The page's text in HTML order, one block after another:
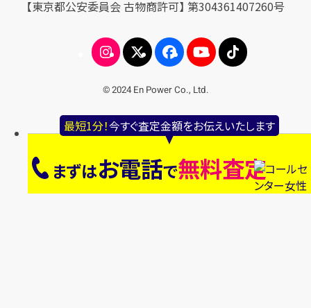
最短1分！今すぐ査定金額をお伝えいたします
まずはお電話で無料査定
【東京都公安委員会 古物商許可】 第304361407260号
© 2024 En Power Co., Ltd.